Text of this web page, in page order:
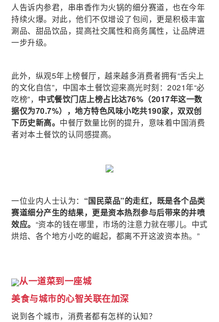
人告诉内参君，串串香作为火锅的细分赛道，也在今年
持续火爆。对此，他们不仅增设了包间，更是积极丰富
涮品、甜品饮品，提高社交属性和商务属性，让品牌进
一步升级。
此外，纵观5年上榜餐厅，越来越多消费者拥有“舌尖上
的文化自信”，中国本土餐饮迎来高光时刻：2021年“必
吃榜”， 中式餐饮门店上榜占比达76%（2017年这一数
据仅为70.7%），地方特色风味小吃共190家，双双创
下历史新高。 中餐厅数量比例的提升，意味着中国消费
者对本土餐饮的认同感提高。
一位业内人士认为： “国民菜品”的走红，既是各个品类
赛道细分产生的结果，更是资本热烈参与后带来的井喷
效应。 “资本的钱在哪里，市场的注意力就在哪儿。中式
烘焙、各个地方小吃的崛起，都离不开这波资本热。”
从一道菜到一座城
美食与城市的心智关联在加深
说到各个城市，消费者都有怎样的认知？